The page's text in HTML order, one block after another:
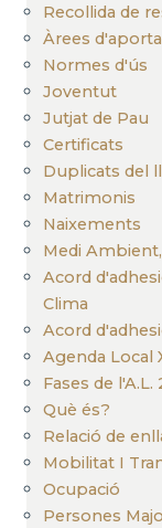
Recollida de
Àrees
Normes d'ús
Joventut
Jutjat de Pau
Certificats
Duplicats del
Matrimonis
Naixements
Medi
Acord
Clima
Acord
Agenda Local
Fases de l'A.L.
Què és?
Relació de
Mobilitat I
Ocupació
Persones